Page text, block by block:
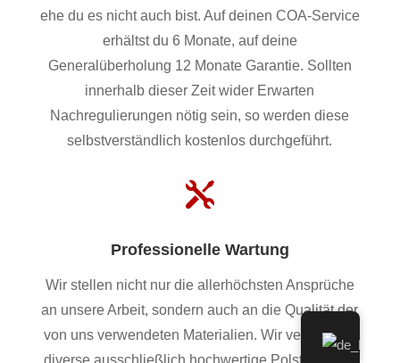
ehe du es nicht auch bist. Auf deinen COA-Service
erhältst du 6 Monate, auf deine
Generalüberholung 12 Monate Garantie. Sollten
innerhalb dieser Zeit wider Erwarten
Nachregulierungen nötig sein, so werden diese
selbstverständlich kostenlos durchgeführt.

Professionelle Wartung
Wir stellen nicht nur die allerhöchsten Ansprüche
an unsere Arbeit, sondern auch an die Qualität der
von uns verwendeten Materialien. Wir verwenden